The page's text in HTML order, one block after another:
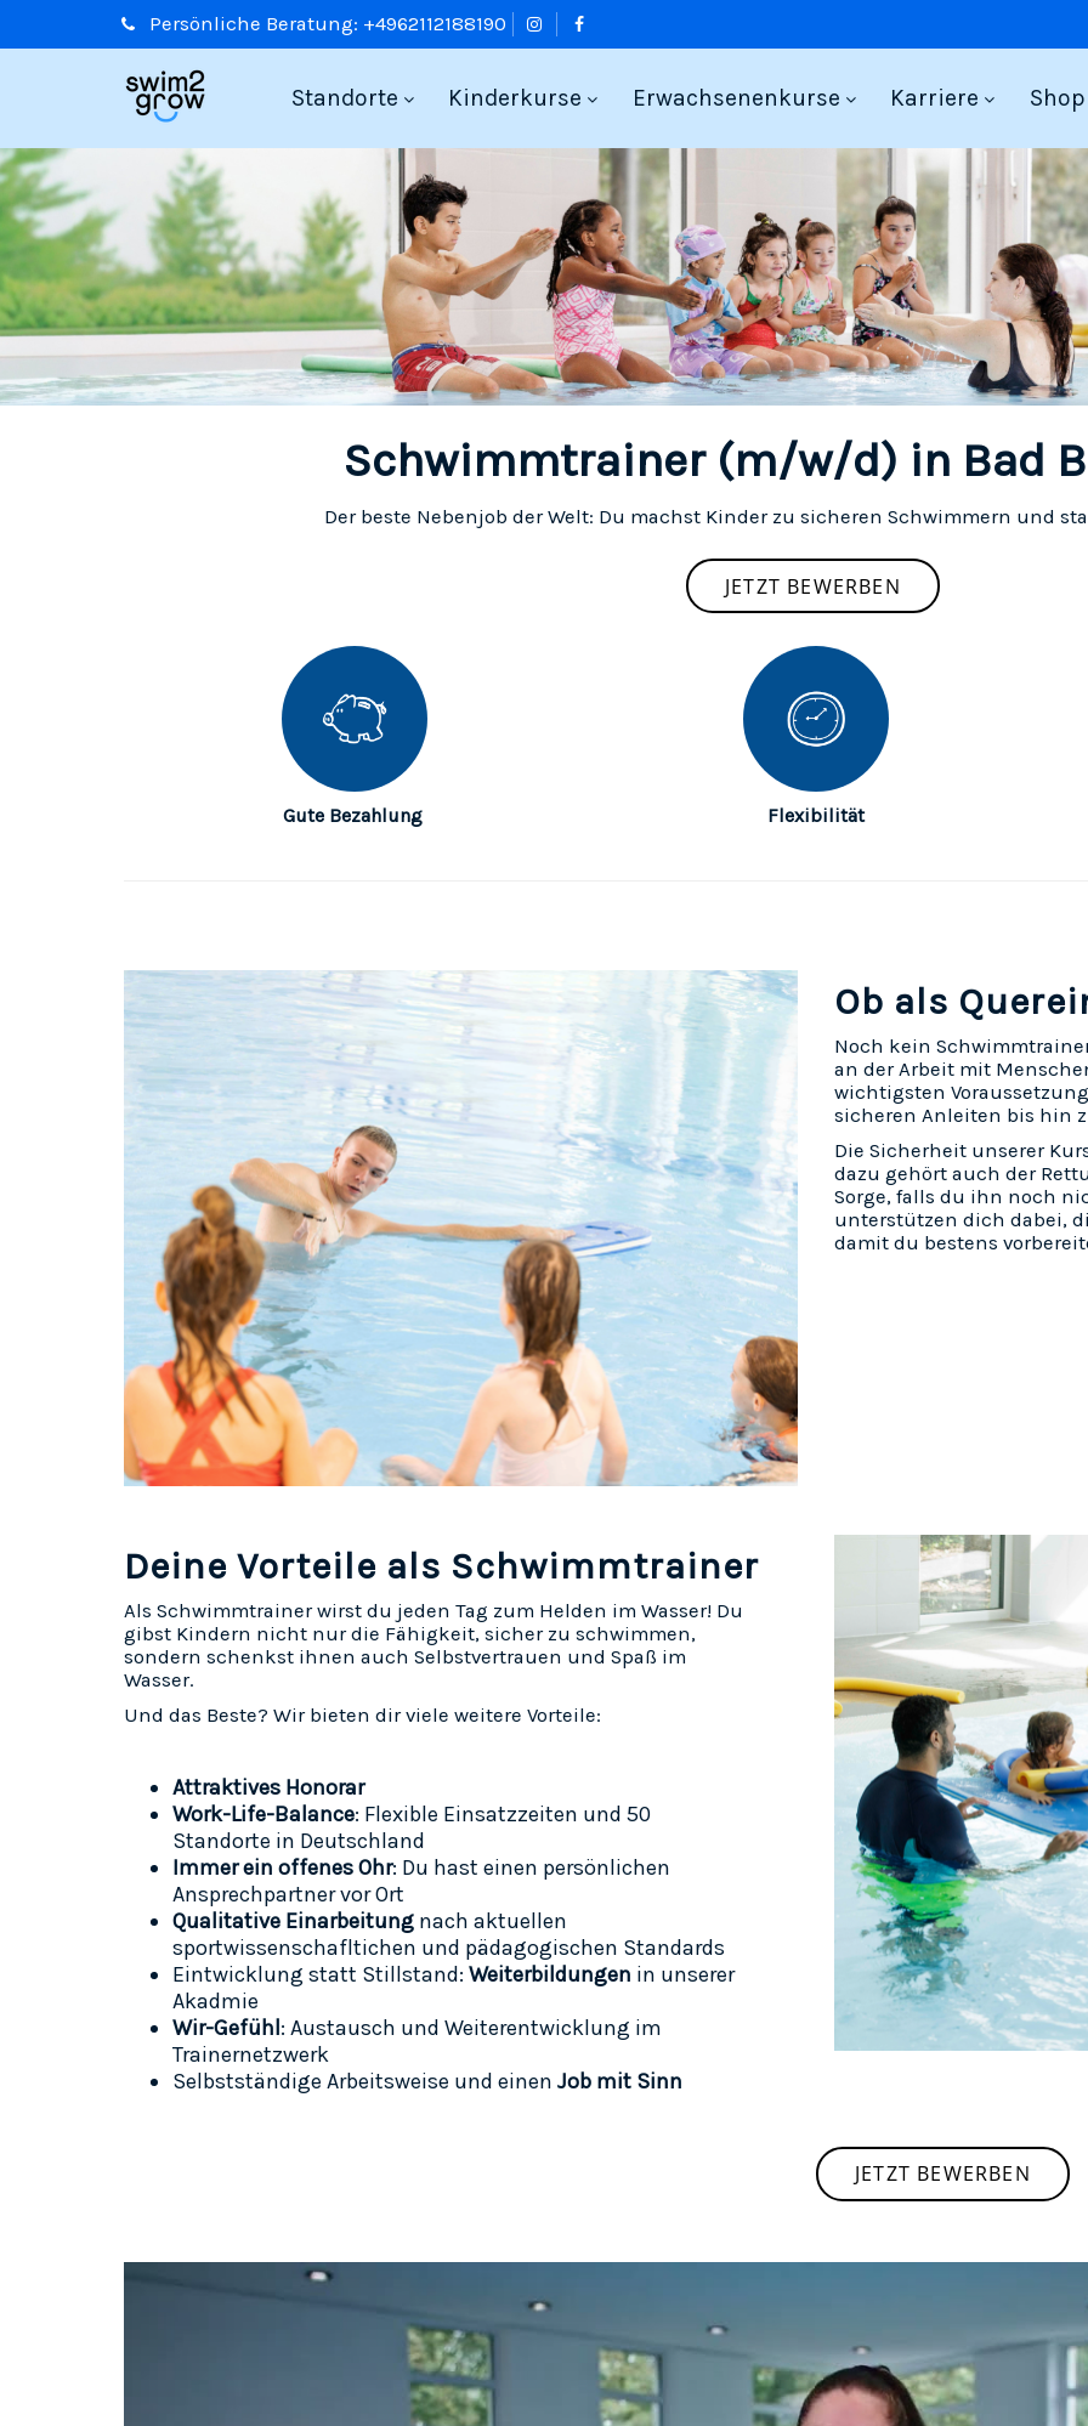
Persönliche Beratung: +4962112188190
Standorte Kinderkurse Erwachsenenkurse Karriere Shop
Schwimmtrainer (m/w/d) in Bad
Der beste Nebenjob der Welt: Du machst Kinder zu sicheren Schwimmern und
JETZT BEWERBEN
Gute Bezahlung Flexibilität
Ob als
Noch kein
an der Arbeit mit
wichtigsten
sicheren Anleiten bis hin
Die Sicherheit unserer
dazu gehört auch der
Sorge, falls du ihn noch
unterstützen dich dabei,
damit du bestens
Deine Vorteile als Schwimmtrainer
Als Schwimmtrainer wirst du jeden Tag zum Helden im Wasser! Du
gibst Kindern nicht nur die Fähigkeit, sicher zu schwimmen,
sondern schenkst ihnen auch Selbstvertrauen und Spaß im
Wasser.
Und das Beste? Wir bieten dir viele weitere Vorteile:
Attraktives Honorar
Work-Life-Balance: Flexible Einsatzzeiten und 50
Standorte in Deutschland
Immer ein offenes Ohr: Du hast einen persönlichen
Ansprechpartner vor Ort
Qualitative Einarbeitung nach aktuellen
sportwissenschafltichen und pädagogischen Standards
Eintwicklung statt Stillstand: Weiterbildungen in unserer
Akadmie
Wir-Gefühl: Austausch und Weiterentwicklung im
Trainernetzwerk
Selbstständige Arbeitsweise und einen Job mit Sinn
JETZT BEWERBEN